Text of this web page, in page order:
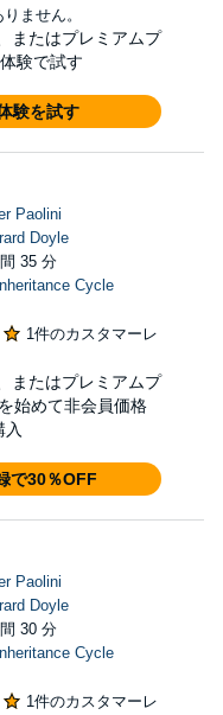
ません。
またはプレミアムプ
験で試す
験を試す
Paolini
Doyle
35 分
Cycle
1件のカスタマーレ
またはプレミアムプ
始めて非会員価格
で30％OFF
Paolini
Doyle
30 分
Cycle
1件のカスタマーレ